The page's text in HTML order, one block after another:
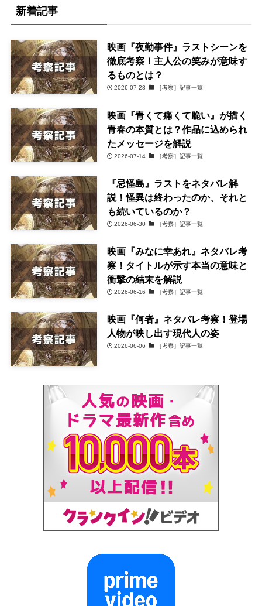
新着記事
映画『夜勤事件』ラストシーンを
徹底考察！主人公の笑みが意味す
るものとは？
2026-07-28 ［考察］記事一覧
映画『青くて痛くて脆い』が描く
青春の本質とは？作品に込められ
たメッセージを解説
2026-07-14 ［考察］記事一覧
『忌怪島』ラストをネタバレ解
説！怪異は終わったのか、それと
も続いているのか？
2026-06-30 ［考察］記事一覧
映画『みなに幸あれ』ネタバレ考
察！タイトルが示す本当の意味と
衝撃の結末を解説
2026-06-16 ［考察］記事一覧
映画『何者』ネタバレ考察！登場
人物が映し出す現代人の姿
2026-06-06 ［考察］記事一覧